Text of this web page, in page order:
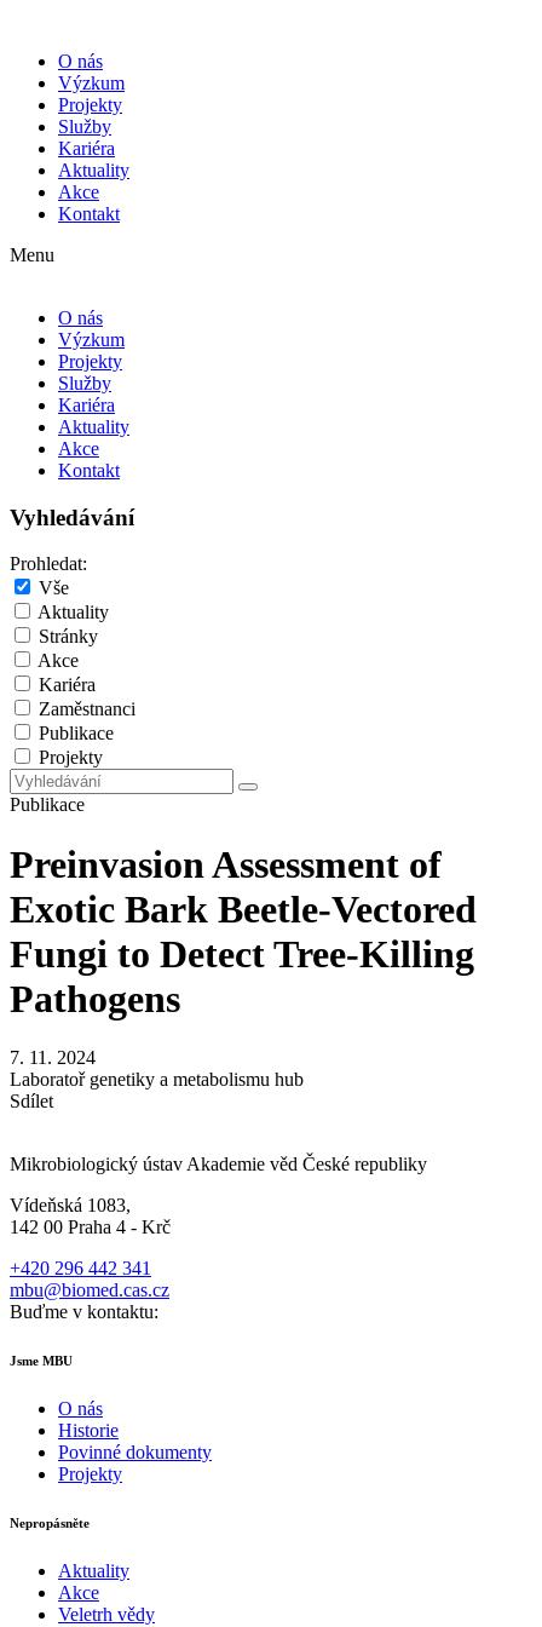
O nás
Výzkum
Projekty
Služby
Kariéra
Aktuality
Akce
Kontakt
Menu
O nás
Výzkum
Projekty
Služby
Kariéra
Aktuality
Akce
Kontakt
Vyhledávání
Prohledat:
Vše
Aktuality
Stránky
Akce
Kariéra
Zaměstnanci
Publikace
Projekty
Publikace
Preinvasion Assessment of
Exotic Bark Beetle-Vectored
Fungi to Detect Tree-Killing
Pathogens
7. 11. 2024
Laboratoř genetiky a metabolismu hub
Sdílet
Mikrobiologický ústav Akademie věd České republiky
Vídeňská 1083,
142 00 Praha 4 - Krč
+420 296 442 341
mbu@biomed.cas.cz
Buďme v kontaktu:
Jsme MBU
O nás
Historie
Povinné dokumenty
Projekty
Nepropásněte
Aktuality
Akce
Veletrh vědy